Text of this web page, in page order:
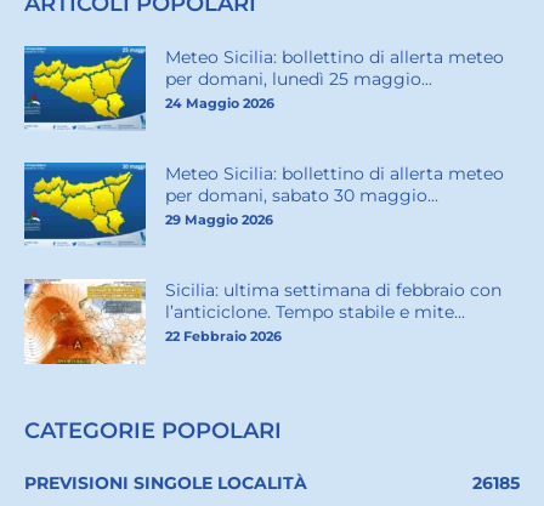
Meteo Sicilia: bollettino di allerta meteo
per domani, lunedì 25 maggio...
24 Maggio 2026
Meteo Sicilia: bollettino di allerta meteo
per domani, sabato 30 maggio...
29 Maggio 2026
Sicilia: ultima settimana di febbraio con
l’anticiclone. Tempo stabile e mite...
22 Febbraio 2026
CATEGORIE POPOLARI
PREVISIONI SINGOLE LOCALITÀ
26185